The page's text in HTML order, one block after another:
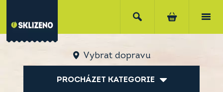
Vybrat dopravu
PROCHÁZET KATEGORIE